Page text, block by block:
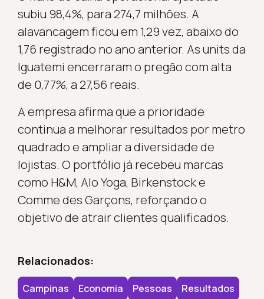
subiu 98,4%, para 274,7 milhões. A
alavancagem ficou em 1,29 vez, abaixo do
1,76 registrado no ano anterior. As units da
Iguatemi encerraram o pregão com alta
de 0,77%, a 27,56 reais.
A empresa afirma que a prioridade
continua a melhorar resultados por metro
quadrado e ampliar a diversidade de
lojistas. O portfólio já recebeu marcas
como H&M, Alo Yoga, Birkenstock e
Comme des Garçons, reforçando o
objetivo de atrair clientes qualificados.
Relacionados:
Campinas Economia Pessoas
Resultados